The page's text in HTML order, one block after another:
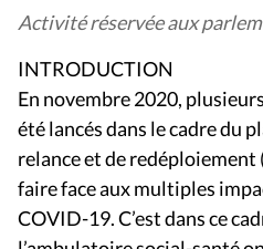
Activité réservée aux
INTRODUCTION
En novembre 2020,
été lancés dans le cadre du
relance et de redéploiement
faire face aux multiples
COVID-19. C’est dans ce